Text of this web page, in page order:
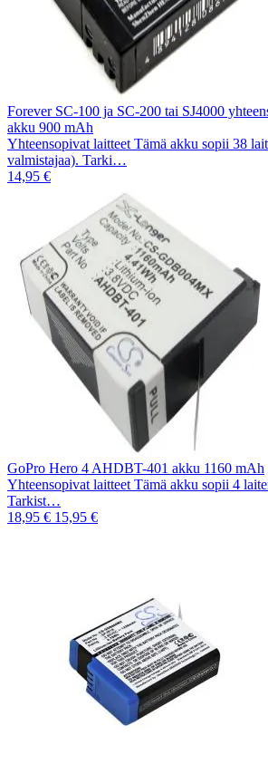
Forever SC-100 ja SC-200 tai SJ4000
akku 900 mAh
Yhteensopivat laitteet Tämä akku sopii 38
valmistajaa). Tarki…
14,95 €
GoPro Hero 4 AHDBT-401 akku 1160 mAh
Yhteensopivat laitteet Tämä akku sopii 4
Tarkist…
18,95 € 15,95 €